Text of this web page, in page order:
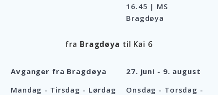
16.45 | MS
Bragdøya
fra Bragdøya til Kai 6
Avganger fra Bragdøya
27. juni - 9. august
Mandag - Tirsdag - Lørdag
Onsdag - Torsdag -